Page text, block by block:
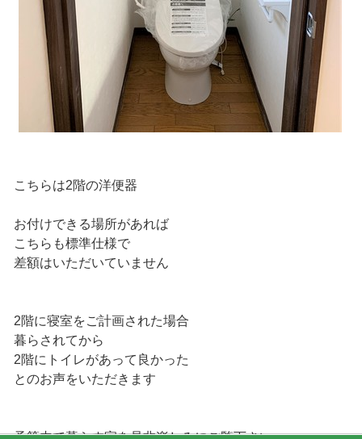
こちらは2階の洋便器
お付けできる場所があれば
こちらも標準仕様で
差額はいただいていません
2階に寝室をご計画された場合
暮らされてから
2階にトイレがあって良かった
とのお声をいただきます